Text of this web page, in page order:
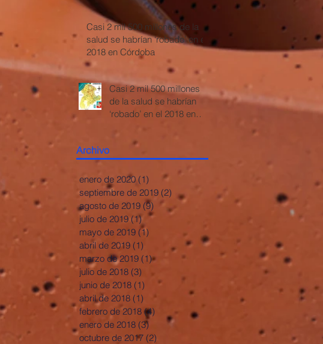
Casi 2 mil 500 millones de la
salud se habrían ‘robado’ en el
2018 en Córdoba
Casi 2 mil 500 millones
de la salud se habrían
‘robado’ en el 2018 en
Archivo
enero de 2020 (1) 1 entrada
septiembre de 2019 (2) 2 entradas
agosto de 2019 (9) 9 entradas
julio de 2019 (1)1 entrada
mayo de 2019 (1) 1 entrada
abril de 2019 (1) 1 entrada
marzo de 2019 (1)1 entrada
julio de 2018 (3)
junio de 2018 (1) 1 entrada
abril de 2018 (1) 1 entrada
febrero de 2018 (4) 4 entradas
enero de 2018 (3) 3 entradas
octubre de 2017 (2)